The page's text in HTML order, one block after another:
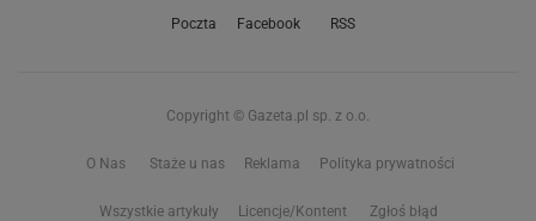
Poczta Facebook RSS
Copyright © Gazeta.pl sp. z o.o.
O Nas Staże u nas Reklama Polityka prywatności
Wszystkie artykuły Licencje/Kontent Zgłoś błąd